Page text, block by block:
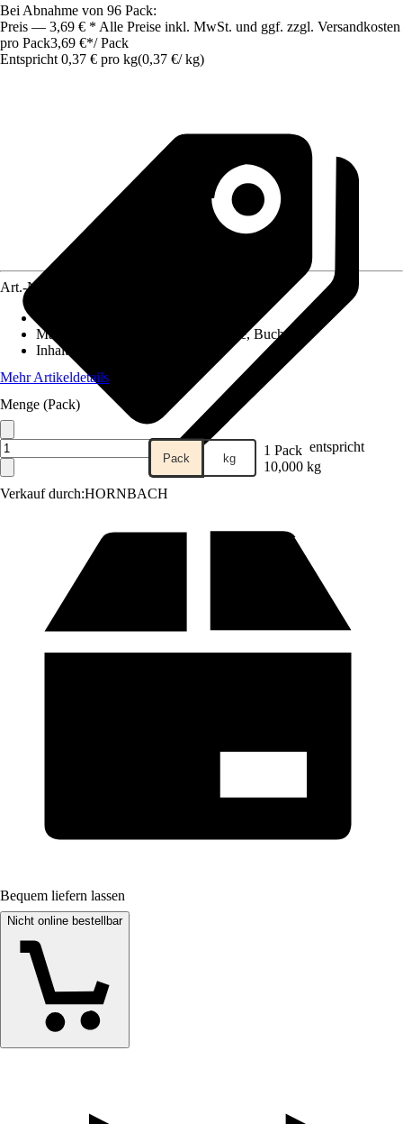
Bei Abnahme von 96 Pack:
Preis — 3,69 € * Alle Preise inkl. MwSt. und ggf. zzgl. Versandkosten
pro Pack3,69 €*/ Pack
Entspricht 0,37 € pro kg(0,37 €/ kg)
Verkauf durch:HORNBACH
Art.-Nr.
Materialspezifizierung
Kiefer, Fichte, Buche
Inhalt
Mehr Artikeldetails
Menge (Pack)
Pack kg 1 Pack entspricht
10,000 kg
Bequem liefern lassen
Nicht online bestellbar